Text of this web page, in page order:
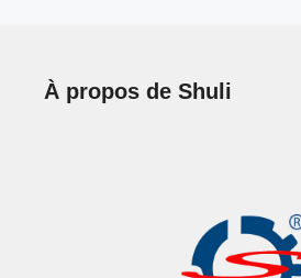
À propos de Shuli